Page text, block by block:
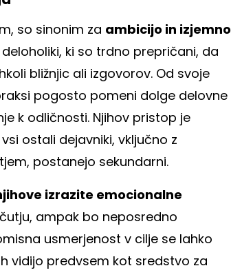
so sinonim za ambicijo in izjemno
ki so trdno prepričani, da
bližnjic ali izgovorov. Od svoje
pogosto pomeni dolge delovne
k odličnosti. Njihov pristop je
ostali dejavniki, vključno z
postanejo sekundarni.
izrazite emocionalne
ampak bo neposredno
usmerjenost v cilje se lahko
vidijo predvsem kot sredstvo za